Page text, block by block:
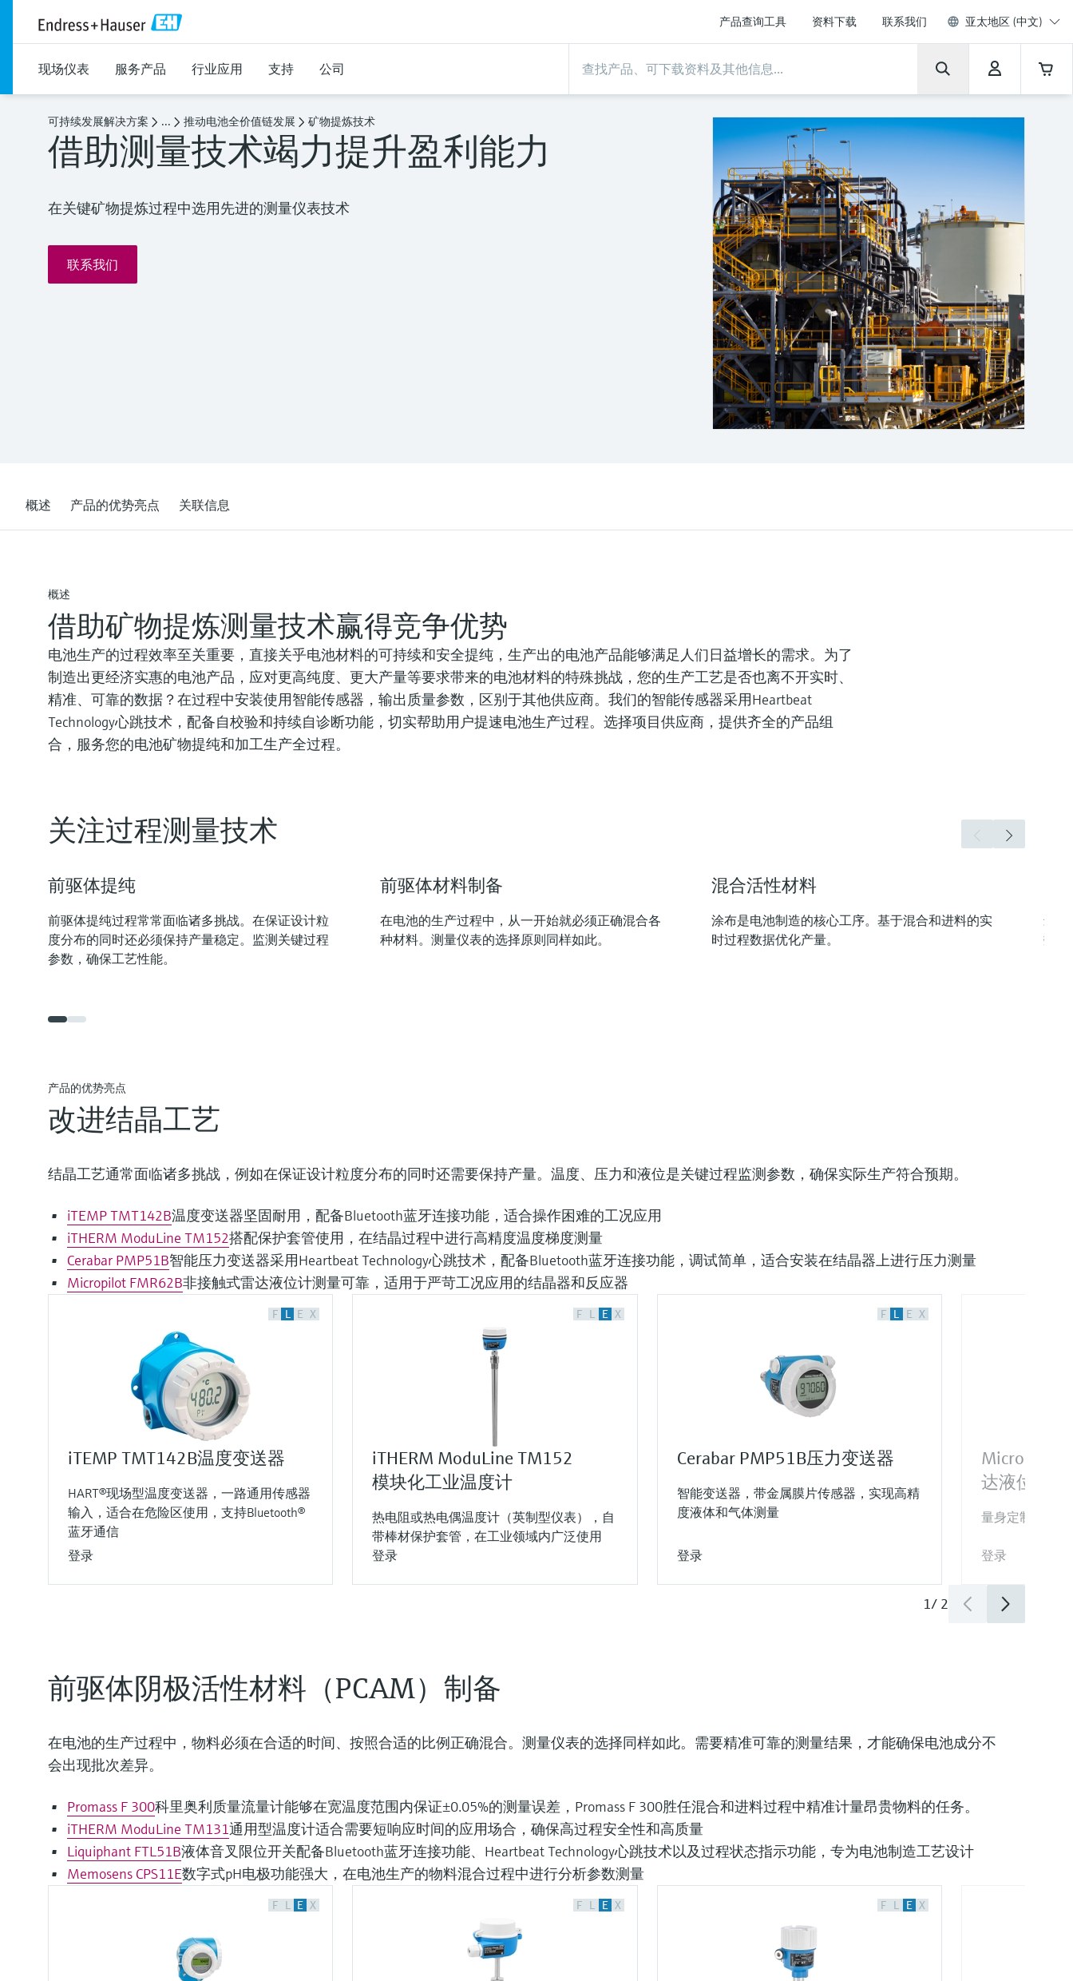
产品查询工具 资料下载 联系我们 亚太地区 (中文)
现场仪表 服务产品 行业应用 支持 公司
可持续发展解决方案 ... 推动电池全价值链发展 矿物提炼技术
借助测量技术竭力提升盈利能力
在关键矿物提炼过程中选用先进的测量仪表技术
联系我们
概述 产品的优势亮点 关联信息
概述
借助矿物提炼测量技术赢得竞争优势
电池生产的过程效率至关重要，直接关乎电池材料的可持续和安全提纯，生产出的电池产品能够满足人们日益增长的需求。为了
制造出更经济实惠的电池产品，应对更高纯度、更大产量等要求带来的电池材料的特殊挑战，您的生产工艺是否也离不开实时、
精准、可靠的数据？在过程中安装使用智能传感器，输出质量参数，区别于其他供应商。我们的智能传感器采用Heartbeat
Technology心跳技术，配备自校验和持续自诊断功能，切实帮助用户提速电池生产过程。选择项目供应商，提供齐全的产品组
合，服务您的电池矿物提纯和加工生产全过程。
关注过程测量技术
前驱体提纯
前驱体提纯过程常常面临诸多挑战。在保证设计粒
度分布的同时还必须保持产量稳定。监测关键过程
参数，确保工艺性能。
前驱体材料制备
在电池的生产过程中，从一开始就必须正确混合各
种材料。测量仪表的选择原则同样如此。
混合活性材料
涂布是电池制造的核心工序。基于混合和进料的实
时过程数据优化产量。
最终
数的
产品的优势亮点
改进结晶工艺
结晶工艺通常面临诸多挑战，例如在保证设计粒度分布的同时还需要保持产量。温度、压力和液位是关键过程监测参数，确保实际生产符合预期。
iTEMP TMT142B温度变送器坚固耐用，配备Bluetooth蓝牙连接功能，适合操作困难的工况应用
iTHERM ModuLine TM152搭配保护套管使用，在结晶过程中进行高精度温度梯度测量
Cerabar PMP51B智能压力变送器采用Heartbeat Technology心跳技术，配备Bluetooth蓝牙连接功能，调试简单，适合安装在结晶器上进行压力测量
Micropilot FMR62B非接触式雷达液位计测量可靠，适用于严苛工况应用的结晶器和反应器
F L E X
iTEMP TMT142B温度变送器
HART®现场型温度变送器，一路通用传感器
输入，适合在危险区使用，支持Bluetooth®
蓝牙通信
登录
F L E X
iTHERM ModuLine TM152
模块化工业温度计
热电阻或热电偶温度计（英制型仪表），自
带棒材保护套管，在工业领域内广泛使用
登录
F L E X
Cerabar PMP51B压力变送器
智能变送器，带金属膜片传感器，实现高精
度液体和气体测量
登录
Micropilot
达液位计
量身定制，智
登录
1/ 2
前驱体阴极活性材料（PCAM）制备
在电池的生产过程中，物料必须在合适的时间、按照合适的比例正确混合。测量仪表的选择同样如此。需要精准可靠的测量结果，才能确保电池成分不
会出现批次差异。
Promass F 300科里奥利质量流量计能够在宽温度范围内保证±0.05%的测量误差，Promass F 300胜任混合和进料过程中精准计量昂贵物料的任务。
iTHERM ModuLine TM131通用型温度计适合需要短响应时间的应用场合，确保高过程安全性和高质量
Liquiphant FTL51B液体音叉限位开关配备Bluetooth蓝牙连接功能、Heartbeat Technology心跳技术以及过程状态指示功能，专为电池制造工艺设计
Memosens CPS11E数字式pH电极功能强大，在电池生产的物料混合过程中进行分析参数测量
F L E X F L E X F L E X